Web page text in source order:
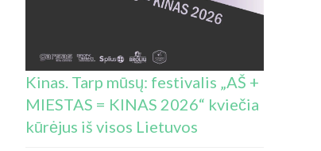
Kinas. Tarp mūsų: festivalis „AŠ +
MIESTAS = KINAS 2026“ kviečia
kūrėjus iš visos Lietuvos